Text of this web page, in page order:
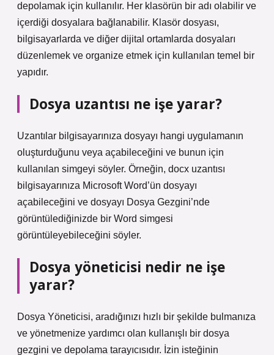
depolamak için kullanılır. Her klasörün bir adı olabilir ve
içerdiği dosyalara bağlanabilir. Klasör dosyası,
bilgisayarlarda ve diğer dijital ortamlarda dosyaları
düzenlemek ve organize etmek için kullanılan temel bir
yapıdır.
Dosya uzantısı ne işe yarar?
Uzantılar bilgisayarınıza dosyayı hangi uygulamanın
oluşturduğunu veya açabileceğini ve bunun için
kullanılan simgeyi söyler. Örneğin, docx uzantısı
bilgisayarınıza Microsoft Word’ün dosyayı
açabileceğini ve dosyayı Dosya Gezgini’nde
görüntülediğinizde bir Word simgesi
görüntüleyebileceğini söyler.
Dosya yöneticisi nedir ne işe
yarar?
Dosya Yöneticisi, aradığınızı hızlı bir şekilde bulmanıza
ve yönetmenize yardımcı olan kullanışlı bir dosya
gezgini ve depolama tarayıcısıdır. İzin isteğinin